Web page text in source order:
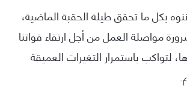
بكل ما تحقق طيلة الحقبة الماضية،
مواصلة العمل من أجل ارتقاء قواتنا
لتواكب باستمرار التغيرات العميقة